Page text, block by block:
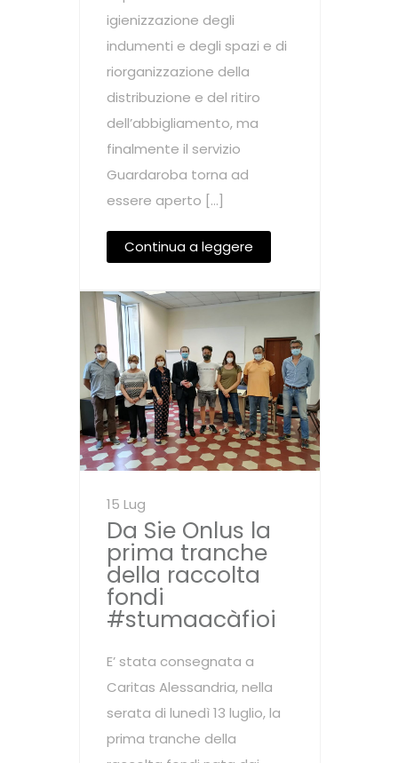
igienizzazione degli
indumenti e degli spazi e di
riorganizzazione della
distribuzione e del ritiro
dell’abbigliamento, ma
finalmente il servizio
Guardaroba torna ad
essere aperto […]
Continua a leggere
15 Lug
Da Sie Onlus la
prima tranche
della raccolta
fondi
#stumaacàfioi
E’ stata consegnata a
Caritas Alessandria, nella
serata di lunedì 13 luglio, la
prima tranche della